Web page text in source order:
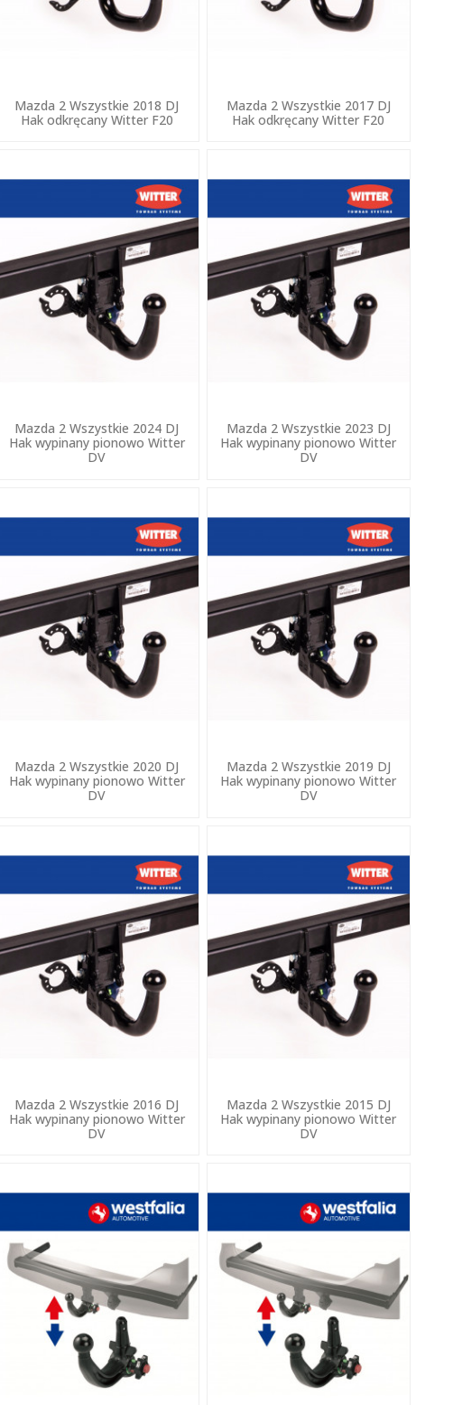
Mazda 2 Wszystkie 2018 DJ
Hak odkręcany Witter F20
Mazda 2 Wszystkie 2017 DJ
Hak odkręcany Witter F20
Mazda 2 Wszystkie 2024 DJ
Hak wypinany pionowo Witter
DV
Mazda 2 Wszystkie 2023 DJ
Hak wypinany pionowo Witter
DV
Mazda 2 Wszystkie 2020 DJ
Hak wypinany pionowo Witter
DV
Mazda 2 Wszystkie 2019 DJ
Hak wypinany pionowo Witter
DV
Mazda 2 Wszystkie 2016 DJ
Hak wypinany pionowo Witter
DV
Mazda 2 Wszystkie 2015 DJ
Hak wypinany pionowo Witter
DV